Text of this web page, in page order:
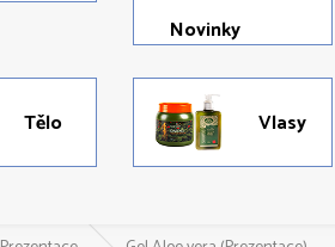
Novinky
Tělo Vlasy